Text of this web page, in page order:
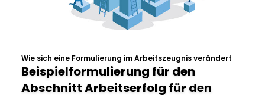
Wie sich eine Formulierung im Arbeitszeugnis verändert
Beispielformulierung für den
Abschnitt Arbeitserfolg für den